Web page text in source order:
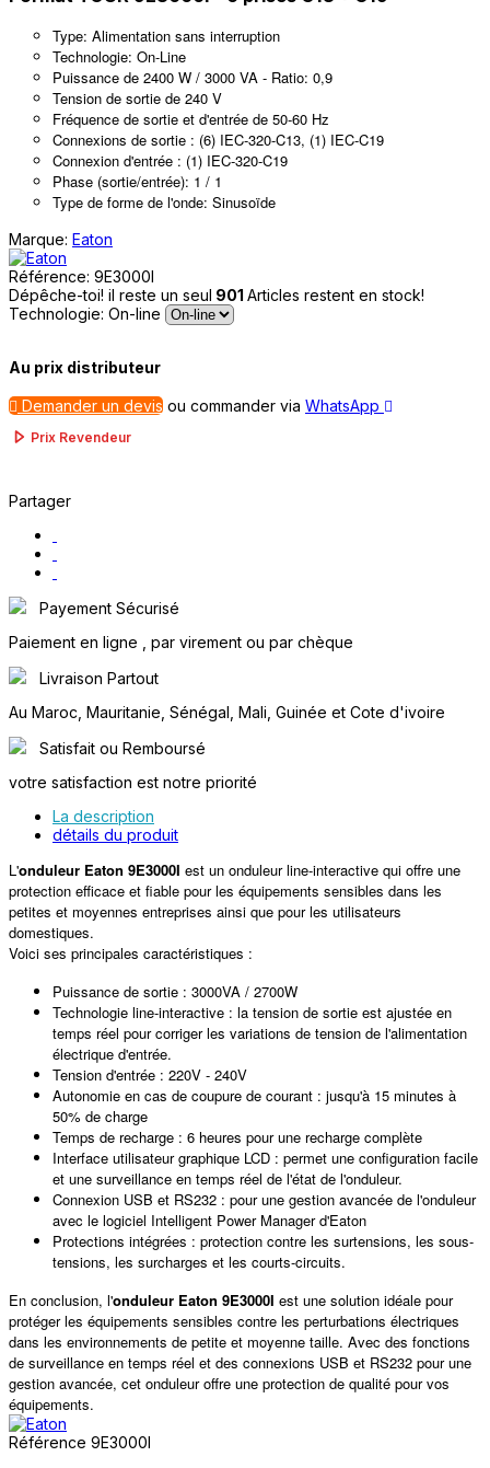
Type: Alimentation sans interruption
Technologie: On-Line
Puissance de 2400 W / 3000 VA - Ratio: 0,9
Tension de sortie de 240 V
Fréquence de sortie et d'entrée de 50-60 Hz
Connexions de sortie : (6) IEC-320-C13, (1) IEC-C19
Connexion d'entrée : (1) IEC-320-C19
Phase (sortie/entrée): 1 / 1
Type de forme de l'onde: Sinusoïde
Marque: Eaton
Référence: 9E3000I
Dépêche-toi! il reste un seul 901 Articles restent en stock!
Technologie: On-line
Au prix distributeur
Demander un devis ou commander via WhatsApp
Prix Revendeur
Partager
Payement Sécurisé
Paiement en ligne , par virement ou par chèque
Livraison Partout
Au Maroc, Mauritanie, Sénégal, Mali, Guinée et Cote d'ivoire
Satisfait ou Remboursé
votre satisfaction est notre priorité
La description
détails du produit
L'onduleur Eaton 9E3000I est un onduleur line-interactive qui offre une
protection efficace et fiable pour les équipements sensibles dans les
petites et moyennes entreprises ainsi que pour les utilisateurs
domestiques.
Voici ses principales caractéristiques :
Puissance de sortie : 3000VA / 2700W
Technologie line-interactive : la tension de sortie est ajustée en
temps réel pour corriger les variations de tension de l'alimentation
électrique d'entrée.
Tension d'entrée : 220V - 240V
Autonomie en cas de coupure de courant : jusqu'à 15 minutes à
50% de charge
Temps de recharge : 6 heures pour une recharge complète
Interface utilisateur graphique LCD : permet une configuration facile
et une surveillance en temps réel de l'état de l'onduleur.
Connexion USB et RS232 : pour une gestion avancée de l'onduleur
avec le logiciel Intelligent Power Manager d'Eaton
Protections intégrées : protection contre les surtensions, les sous-
tensions, les surcharges et les courts-circuits.
En conclusion, l'onduleur Eaton 9E3000I est une solution idéale pour
protéger les équipements sensibles contre les perturbations électriques
dans les environnements de petite et moyenne taille. Avec des fonctions
de surveillance en temps réel et des connexions USB et RS232 pour une
gestion avancée, cet onduleur offre une protection de qualité pour vos
équipements.
Référence 9E3000I